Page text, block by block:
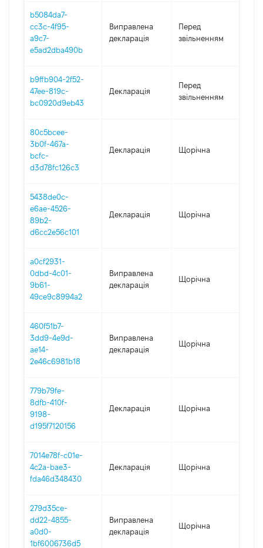
b5084da7-
cc3c-4f95-
a9c7-
e5ad2dba490b
Виправлена
декларація
Перед
звільненням
b9ffb904-2f52-
47ee-819c-
bc0920d9eb43
Декларація
Перед
звільненням
80c5bcee-
3b0f-467a-
bcfc-
d3d78fc126c3
Декларація Щорічна
5438de0c-
e6ae-4526-
89b2-
d6cc2e56c101
Декларація Щорічна
a0cf2931-
0dbd-4c01-
9b61-
49ce9c8994a2
Виправлена
декларація
Щорічна
460f51b7-
3dd9-4e9d-
ae14-
2e46c6981b18
Виправлена
декларація
Щорічна
779b79fe-
8dfb-410f-
9198-
d195f7120156
Декларація Щорічна
7014e78f-c01e-
4c2a-bae3-
fda46d348430
Декларація Щорічна
279d35ce-
dd22-4855-
a0d0-
1bf6006736d5
Виправлена
декларація
Щорічна